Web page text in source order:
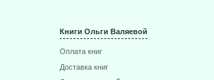
Книги Ольги Валяевой
Оплата книг
Доставка книг